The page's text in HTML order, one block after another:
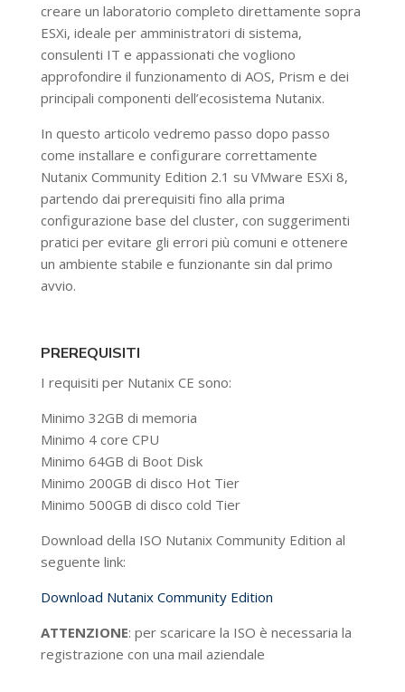
creare un laboratorio completo direttamente sopra
ESXi, ideale per amministratori di sistema,
consulenti IT e appassionati che vogliono
approfondire il funzionamento di AOS, Prism e dei
principali componenti dell’ecosistema Nutanix.
In questo articolo vedremo passo dopo passo
come installare e configurare correttamente
Nutanix Community Edition 2.1 su VMware ESXi 8,
partendo dai prerequisiti fino alla prima
configurazione base del cluster, con suggerimenti
pratici per evitare gli errori più comuni e ottenere
un ambiente stabile e funzionante sin dal primo
avvio.
PREREQUISITI
I requisiti per Nutanix CE sono:
Minimo 32GB di memoria
Minimo 4 core CPU
Minimo 64GB di Boot Disk
Minimo 200GB di disco Hot Tier
Minimo 500GB di disco cold Tier
Download della ISO Nutanix Community Edition al
seguente link:
Download Nutanix Community Edition
ATTENZIONE: per scaricare la ISO è necessaria la
registrazione con una mail aziendale